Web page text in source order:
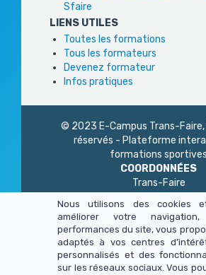
Sfaire
LIENS UTILES
Toutes les formations
Tous les formateurs
Devenez formateur
Infos pratiques
© 2023 E-Campus Trans-
réservés - Plateforme
formations sportives
COORDONNÉES
Trans-Faire
75 020 Paris
01 45 23 83 87
Du lundi au vendredi
de 9h à 13h - 14h à
Nous utilisons des cookies
améliorer votre
performances du site, vous
adaptés à vos centres
personnalisés et des
sur les réseaux sociaux. Vous